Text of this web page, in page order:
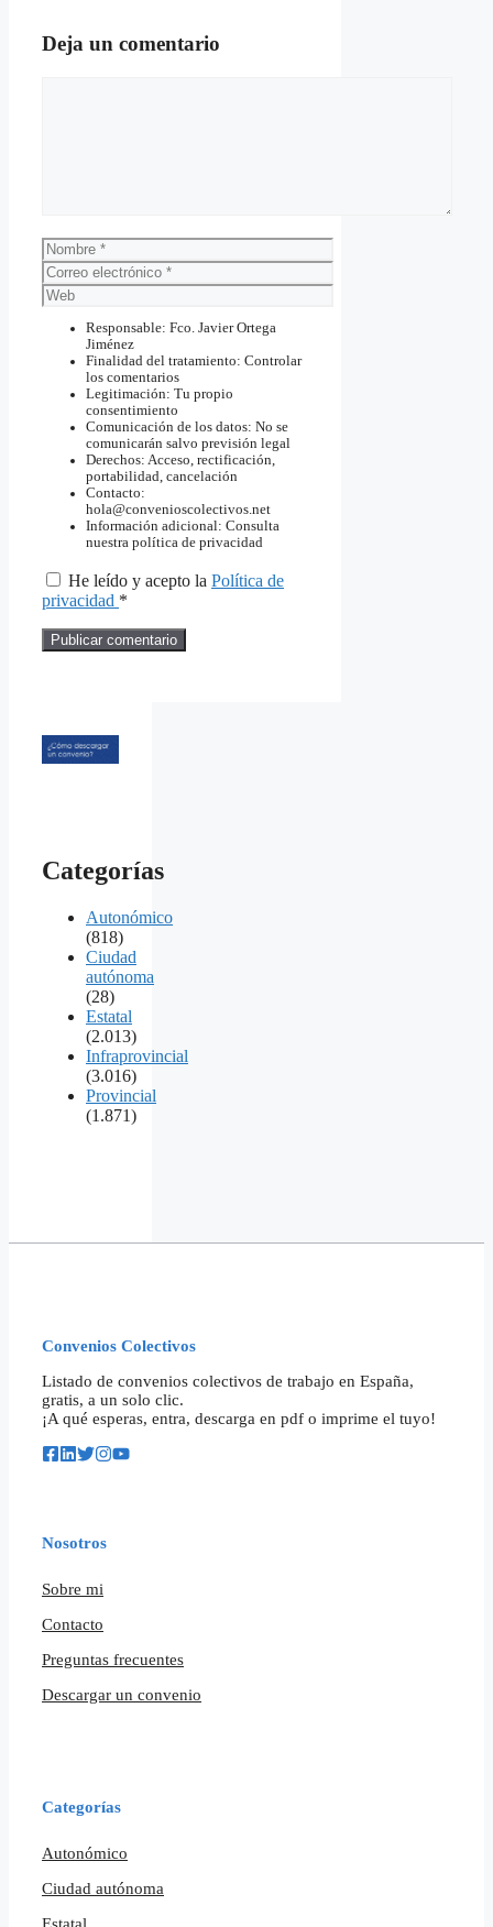
Deja un comentario
Nombre
Correo
electrónico
Web
Responsable: Fco. Javier Ortega
Jiménez
Finalidad del tratamiento: Controlar
los comentarios
Legitimación: Tu propio
consentimiento
Comunicación de los datos: No se
comunicarán salvo previsión legal
Derechos: Acceso, rectificación,
portabilidad, cancelación
Contacto:
hola@convenioscolectivos.net
Información adicional: Consulta
nuestra política de privacidad
He leído y acepto la Política de
privacidad *
Categorías
Autonómico
(818)
Ciudad
autónoma
(28)
Estatal
(2.013)
Infraprovincial
(3.016)
Provincial
(1.871)
Convenios Colectivos
Listado de convenios colectivos de trabajo en España,
gratis, a un solo clic.
¡A qué esperas, entra, descarga en pdf o imprime el tuyo!
Nosotros
Sobre mi
Contacto
Preguntas frecuentes
Descargar un convenio
Categorías
Autonómico
Ciudad autónoma